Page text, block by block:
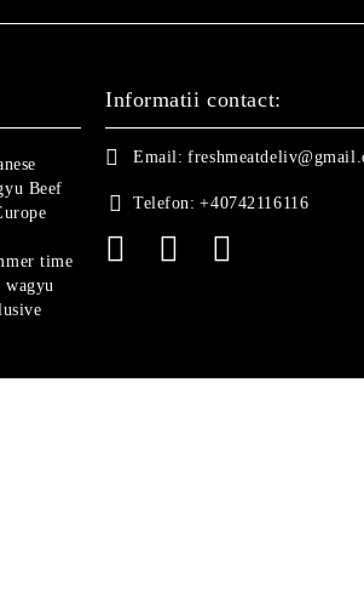
Beef
time
wagyu
Informatii contact:
Email:
Telefon: +40742116116